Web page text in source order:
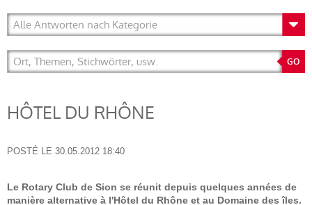
HÔTEL DU RHÔNE
POSTÉ LE 30.05.2012 18:40
Le Rotary Club de Sion se réunit depuis quelques années de
manière alternative à l'Hôtel du Rhône et au Domaine des îles.